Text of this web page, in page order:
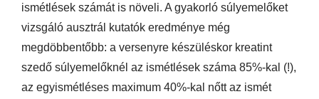
ismétlések számát is növeli. A gyakorló súlyemelőket
vizsgáló ausztrál kutatók eredménye még
megdöbbentőbb: a versenyre készüléskor kreatint
szedő súlyemelőknél az ismétlések száma 85%-kal (!),
az egyismétléses maximum 40%-kal nőtt az ismét